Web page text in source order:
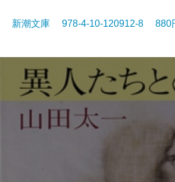
新潮文庫 978-4-10-120912-8